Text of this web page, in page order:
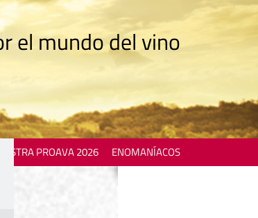
el mundo del vino
MOSTRA PROAVA 2026 ENOMANÍACOS